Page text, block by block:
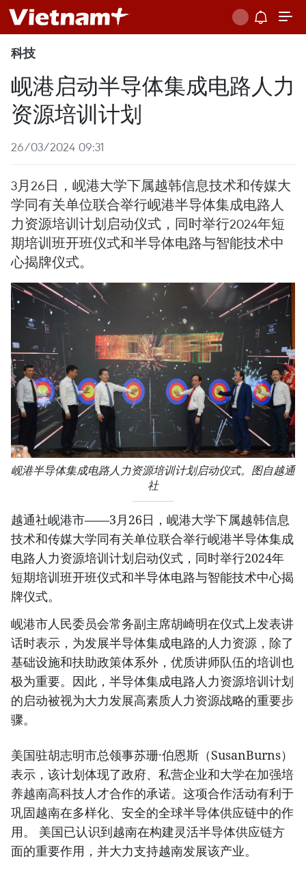
科技
岘港启动半导体集成电路人力
资源培训计划
26/03/2024 09:31
3月26日，岘港大学下属越韩信息技术和传媒大
学同有关单位联合举行岘港半导体集成电路人
力资源培训计划启动仪式，同时举行2024年短
期培训班开班仪式和半导体电路与智能技术中
心揭牌仪式。
岘港半导体集成电路人力资源培训计划启动仪式。图自越通
社
越通社岘港市——3月26日，岘港大学下属越韩信息
技术和传媒大学同有关单位联合举行岘港半导体集成
电路人力资源培训计划启动仪式，同时举行2024年
短期培训班开班仪式和半导体电路与智能技术中心揭
牌仪式。
岘港市人民委员会常务副主席胡崎明在仪式上发表讲
话时表示，为发展半导体集成电路的人力资源，除了
基础设施和扶助政策体系外，优质讲师队伍的培训也
极为重要。因此，半导体集成电路人力资源培训计划
的启动被视为大力发展高素质人力资源战略的重要步
骤。
美国驻胡志明市总领事苏珊·伯恩斯（SusanBurns）
表示，该计划体现了政府、私营企业和大学在加强培
养越南高科技人才合作的承诺。这项合作活动有利于
巩固越南在多样化、安全的全球半导体供应链中的作
用。 美国已认识到越南在构建灵活半导体供应链方
面的重要作用，并大力支持越南发展该产业。